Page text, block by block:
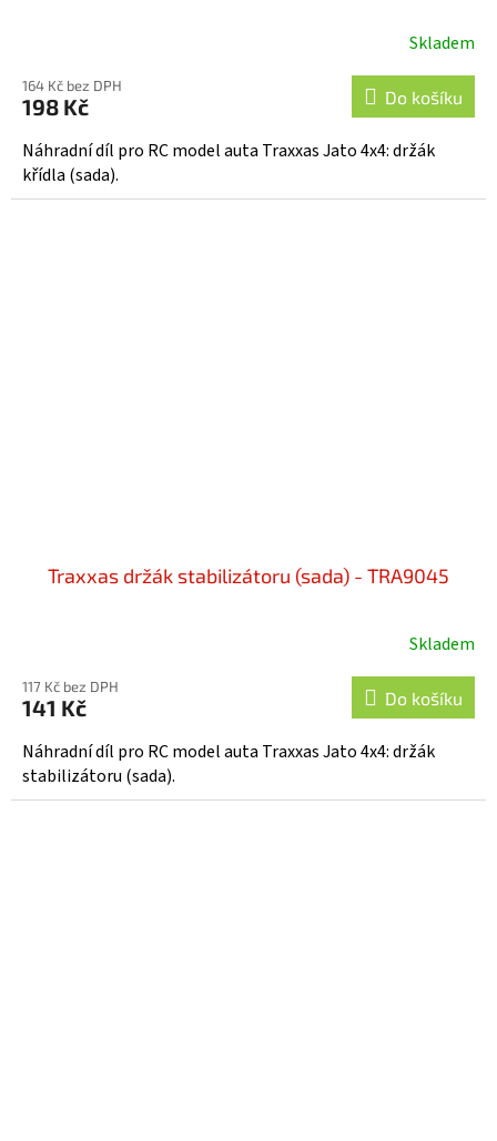
Skladem
164 Kč bez DPH
198 Kč Do košíku
Náhradní díl pro RC model auta Traxxas Jato 4x4: držák
křídla (sada).
Traxxas držák stabilizátoru (sada) - TRA9045
Skladem
117 Kč bez DPH
141 Kč Do košíku
Náhradní díl pro RC model auta Traxxas Jato 4x4: držák
stabilizátoru (sada).